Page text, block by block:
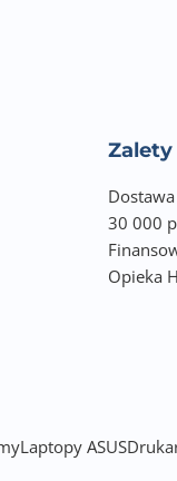
30 000
Opieka
Laptopy ASUS